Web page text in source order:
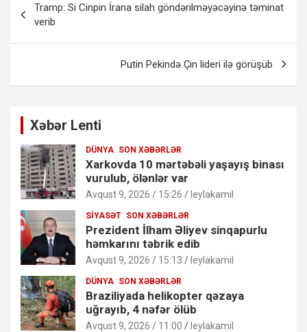
naviqasiyası
Tramp: Si Cinpin İrana silah göndərilməyəcəyinə təminat
verib
Putin Pekində Çin lideri ilə görüşüb
Xəbər Lenti
DÜNYA SON XƏBƏRLƏR
Xarkovda 10 mərtəbəli yaşayış binası
vurulub, ölənlər var
Avqust 9, 2026 / 15:26 leylakamil
SIYASƏT SON XƏBƏRLƏR
Prezident İlham Əliyev sinqapurlu
həmkarını təbrik edib
Avqust 9, 2026 / 15:13 leylakamil
DÜNYA SON XƏBƏRLƏR
Braziliyada helikopter qəzaya
uğrayıb, 4 nəfər ölüb
Avqust 9, 2026 / 11:00 leylakamil